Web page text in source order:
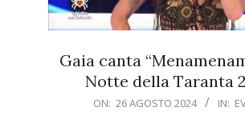
Gaia canta
Notte della Taranta
ON: 26 AGOSTO 2024 IN: